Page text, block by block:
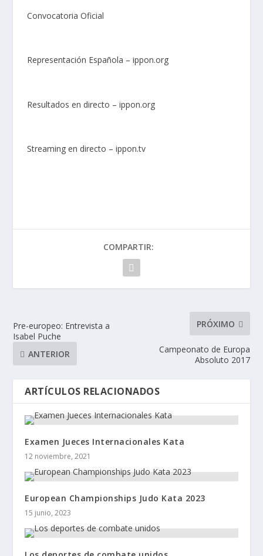
Convocatoria Oficial
Representación Española – ippon.org
Resultados en directo – ippon.org
Streaming en directo – ippon.tv
COMPARTIR:
Pre-europeo: Entrevista a
Isabel Puche
ANTERIOR
PRÓXIMO
Campeonato de Europa
Absoluto 2017
ARTÍCULOS RELACIONADOS
Examen Jueces Internacionales Kata
12 noviembre, 2021
European Championships Judo Kata 2023
15 junio, 2023